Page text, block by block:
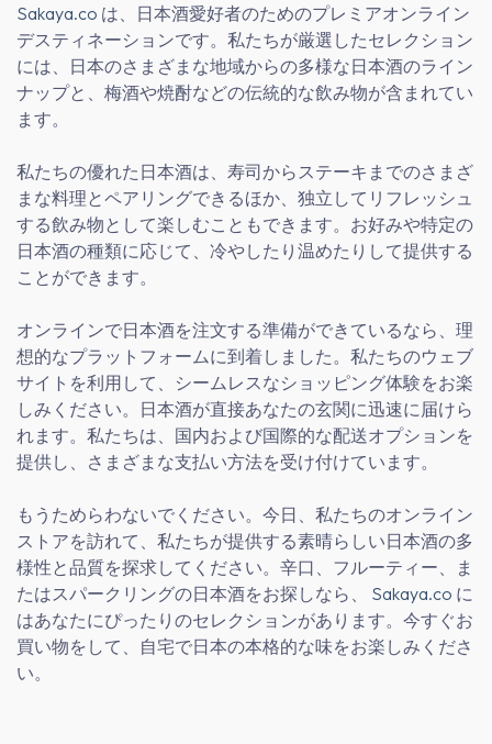
Sakaya.co は、日本酒愛好者のためのプレミアオンライン
デスティネーションです。私たちが厳選したセレクション
には、日本のさまざまな地域からの多様な日本酒のライン
ナップと、梅酒や焼酎などの伝統的な飲み物が含まれてい
ます。
私たちの優れた日本酒は、寿司からステーキまでのさまざ
まな料理とペアリングできるほか、独立してリフレッシュ
する飲み物として楽しむこともできます。お好みや特定の
日本酒の種類に応じて、冷やしたり温めたりして提供する
ことができます。
オンラインで日本酒を注文する準備ができているなら、理
想的なプラットフォームに到着しました。私たちのウェブ
サイトを利用して、シームレスなショッピング体験をお楽
しみください。日本酒が直接あなたの玄関に迅速に届けら
れます。私たちは、国内および国際的な配送オプションを
提供し、さまざまな支払い方法を受け付けています。
もうためらわないでください。今日、私たちのオンライン
ストアを訪れて、私たちが提供する素晴らしい日本酒の多
様性と品質を探求してください。辛口、フルーティー、ま
たはスパークリングの日本酒をお探しなら、 Sakaya.co に
はあなたにぴったりのセレクションがあります。今すぐお
買い物をして、自宅で日本の本格的な味をお楽しみくださ
い。